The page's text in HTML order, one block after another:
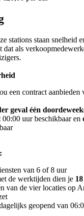
stations staan snelheid
dat als
een contract aanbieden
geval één
uur beschikbaar en
van 6 of 8 uur
de werktijden dien je
van de vier locaties op
geopend van